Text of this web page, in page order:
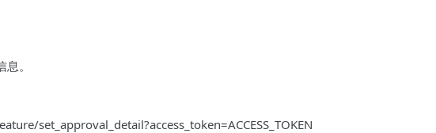
。
set_approval_detail?access_token=ACCESS_TOKEN